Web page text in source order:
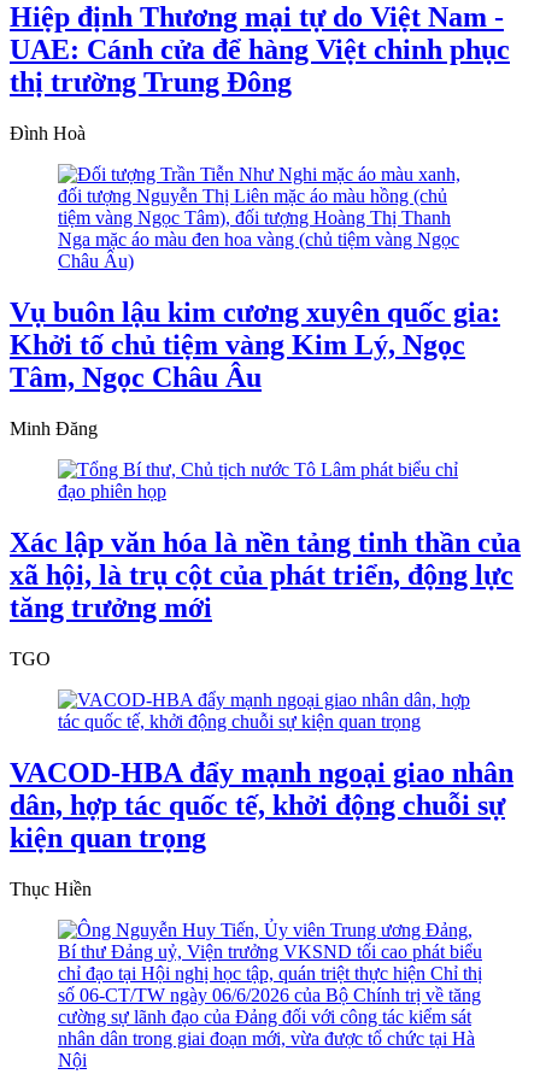
Hiệp định Thương mại tự do Việt Nam -
UAE: Cánh cửa để hàng Việt chinh phục
thị trường Trung Đông
Đình Hoà
Vụ buôn lậu kim cương xuyên quốc gia:
Khởi tố chủ tiệm vàng Kim Lý, Ngọc
Tâm, Ngọc Châu Âu
Minh Đăng
Xác lập văn hóa là nền tảng tinh thần của
xã hội, là trụ cột của phát triển, động lực
tăng trưởng mới
TGO
VACOD-HBA đẩy mạnh ngoại giao nhân
dân, hợp tác quốc tế, khởi động chuỗi sự
kiện quan trọng
Thục Hiền